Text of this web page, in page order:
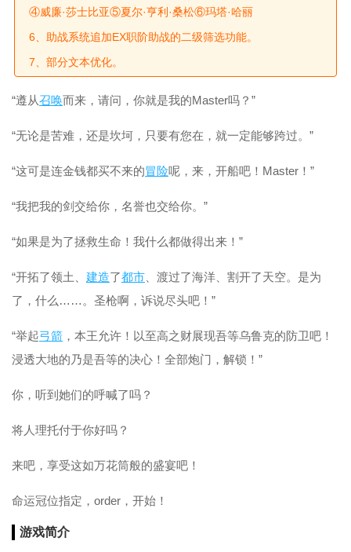
④威廉·莎士比亚⑤夏尔·亨利·桑松⑥玛塔·哈丽
6、助战系统追加EX职阶助战的二级筛选功能。
7、部分文本优化。
“遵从召唤而来，请问，你就是我的Master吗？”
“无论是苦难，还是坎坷，只要有您在，就一定能够跨过。”
“这可是连金钱都买不来的冒险呢，来，开船吧！Master！”
“我把我的剑交给你，名誉也交给你。”
“如果是为了拯救生命！我什么都做得出来！”
“开拓了领土、 建造了都市 、渡过了海洋、割开了天空。是为
了，什么……。圣枪啊，诉说尽头吧！”
“举起弓箭 ，本王允许！以至高之财展现吾等乌鲁克的防卫吧！
浸透大地的乃是吾等的决心！全部炮门，解锁！”
你，听到她们的呼喊了吗？
将人理托付于你好吗？
来吧，享受这如万花筒般的盛宴吧！
命运冠位指定，order，开始！
游戏简介